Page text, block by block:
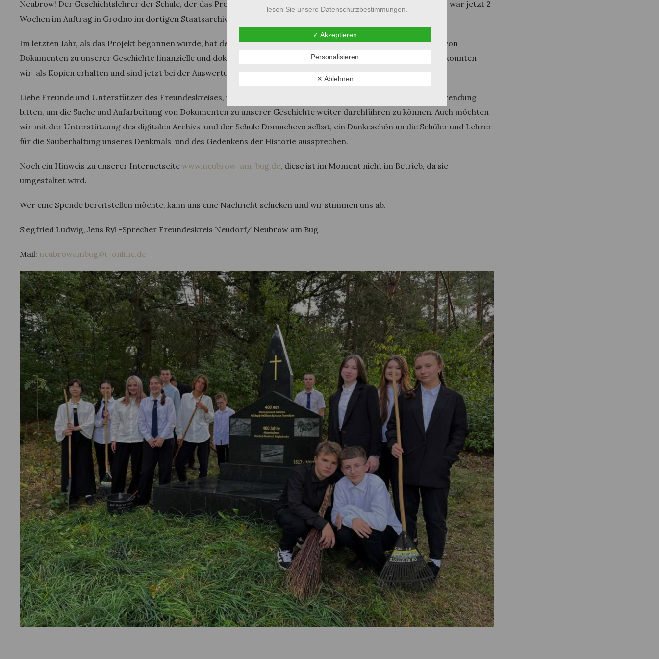
Neubrow! Der Geschichtslehrer der Schule, der das Projekt gemeinsam mit interessierten Schülern durchgeführt, war jetzt 2
Wochen im Auftrag in Grodno im dortigen Staatsarchiv um nach Dokumenten und Unterlagen zu forschen.
Im letzten Jahr, als das Projekt begonnen wurde, hat der Freundeskreis begonnen für die Suche und Auswertung von
Dokumenten zu unserer Geschichte finanzielle und dokumentarische Unterstützung zu geben. Erste Dokumente konnten
wir als Kopien erhalten und sind jetzt bei der Auswertung. Weitere Dokumente werden erwartet.
Liebe Freunde und Unterstützer des Freundeskreises, wir möchten auch Euch bei dieser Gelegenheit um eine Zuwendung
bitten, um die Suche und Aufarbeitung von Dokumenten zu unserer Geschichte weiter durchführen zu können. Auch möchten
wir mit der Unterstützung des digitalen Archivs und der Schule Domachevo selbst, ein Dankeschön an die Schüler und Lehrer
für die Sauberhaltung unseres Denkmals und des Gedenkens der Historie aussprechen.
Noch ein Hinweis zu unserer Internetseite www.neubrow-am-bug.de, diese ist im Moment nicht im Betrieb, da sie
umgestaltet wird.
Wer eine Spende bereitstellen möchte, kann uns eine Nachricht schicken und wir stimmen uns ab.
Siegfried Ludwig, Jens Ryl -Sprecher Freundeskreis Neudorf/ Neubrow am Bug
Mail: neubrowambug@t-online.de
lesen Sie unsere Datenschutzbestimmungen.
✓ Akzeptieren
Personalisieren
✕ Ablehnen